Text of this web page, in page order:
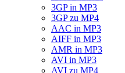
3GP in MP3
3GP zu MP4
AAC in MP3
AIFF in MP3
AMR in MP3
AVI in MP3
AVI zu MP4